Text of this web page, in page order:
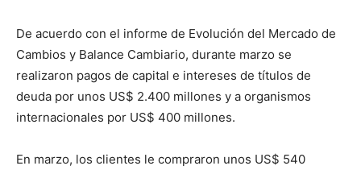
De acuerdo con el informe de Evolución del Mercado de
Cambios y Balance Cambiario, durante marzo se
realizaron pagos de capital e intereses de títulos de
deuda por unos US$ 2.400 millones y a organismos
internacionales por US$ 400 millones.
En marzo, los clientes le compraron unos US$ 540